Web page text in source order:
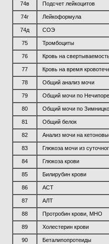
74в Подсчет лейкоцитов
74г Лейкоформула
74д СОЭ
75 Тромбоциты
76 Кровь на
77 Кровь на время
78 Общий анализ мочи
79 Общий мочи по
80 Общий мочи по
81 Общий белок
82 Анализ мочи на
83 Глюкоза мочи из
84 Глюкоза крови
85 Билирубин крови
86 АСТ
87 АЛТ
88 Протробин крови, МНО
89 Холестерин крови
90 Беталипопротеиды